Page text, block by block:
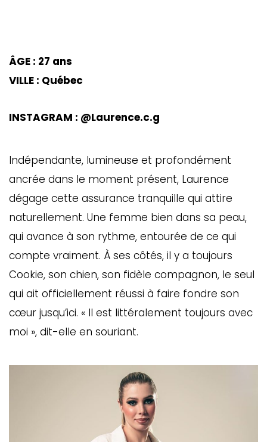
ÂGE : 27 ans
VILLE : Québec
INSTAGRAM : @Laurence.c.g
Indépendante, lumineuse et profondément
ancrée dans le moment présent, Laurence
dégage cette assurance tranquille qui attire
naturellement. Une femme bien dans sa peau,
qui avance à son rythme, entourée de ce qui
compte vraiment. À ses côtés, il y a toujours
Cookie, son chien, son fidèle compagnon, le seul
qui ait officiellement réussi à faire fondre son
cœur jusqu’ici. « Il est littéralement toujours avec
moi », dit-elle en souriant.